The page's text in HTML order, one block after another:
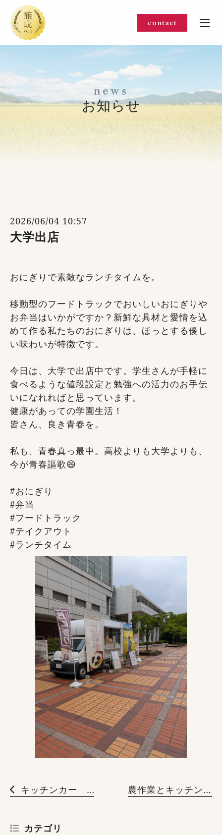
contact
お知らせ
new s
2026/06/04 10:57
大学出店
おにぎりで素敵なランチタイムを。
移動型のフードトラックでおいしいおにぎりや
お弁当はいかがですか？新鮮な具材と愛情を込
めて作る私たちのおにぎりは、ほっとする優し
い味わいが特徴です。
今日は、大学で出店中です。学生さんが手軽に
食べるような値段設定と勉強への活力のお手伝
いになれればと思っています。
健康があっての学園生活！
皆さん、良き青春を。
私も、青春真っ最中。高校よりも大学よりも、
今が青春謳歌😄
#おにぎり
#弁当
#フードトラック
#テイクアウト
#ランチタイム
キッチンカー マチテラス日進に出店 農作業とキッチンカー
カテゴリ